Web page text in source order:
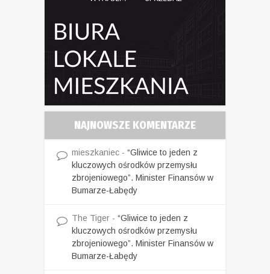
NAJNOWSZE KOMENTARZE
mieszkaniec - “Gliwice to jeden z
kluczowych ośrodków przemysłu
zbrojeniowego”. Minister Finansów w
Bumarze-Łabędy
The Tiger - “Gliwice to jeden z
kluczowych ośrodków przemysłu
zbrojeniowego”. Minister Finansów w
Bumarze-Łabędy